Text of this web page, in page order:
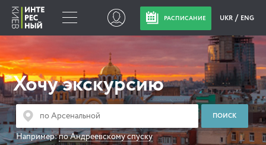
РАСПИСАНИЕ UKR ENG
Хочу экскурсию
Например:по Андреевскому спуску
Заказ экскурсий
+380 44 333-68-68
+380 68 121-44-58
tour@interesniy.kiev.ua